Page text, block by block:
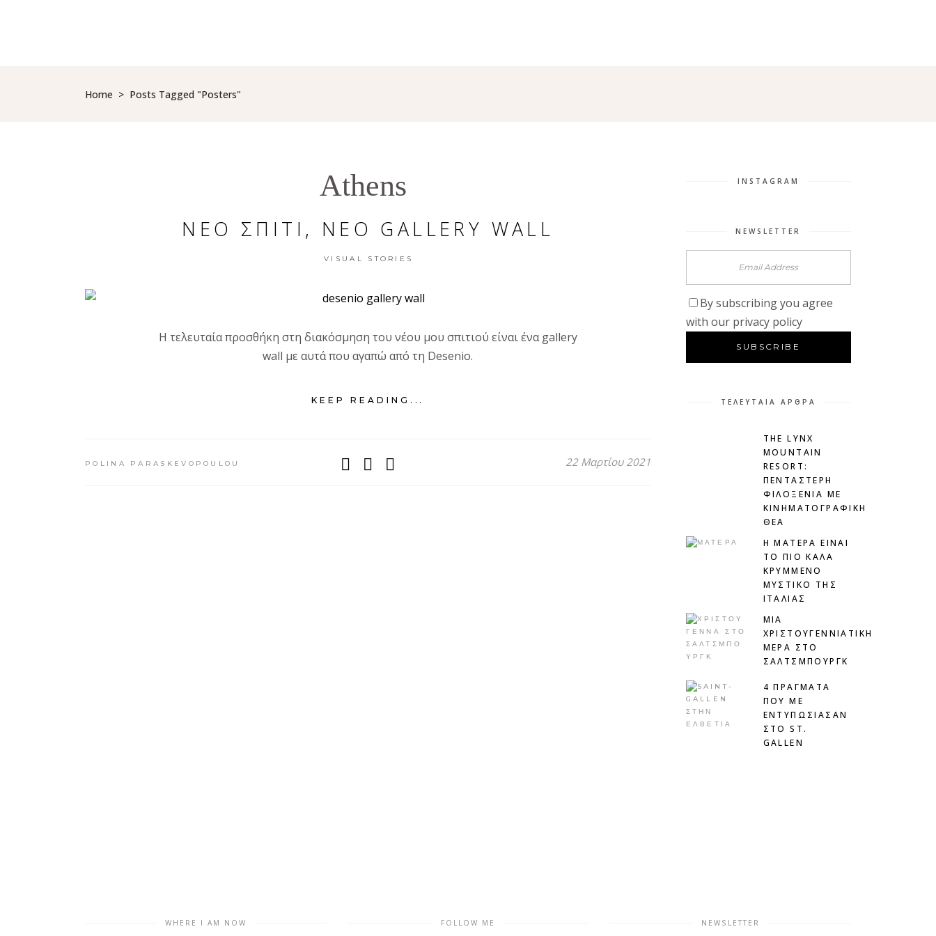
Home > Posts Tagged "posters"
Athens
ΝΈΟ ΣΠΊΤΙ, ΝΈΟ GALLERY WALL
VISUAL STORIES
Η τελευταία προσθήκη στη διακόσμηση του νέου μου σπιτιού είναι ένα gallery
wall με αυτά που αγαπώ από τη Desenio.
KEEP READING...
POLINA PARASKEVOPOULOU 22 Μαρτίου 2021
INSTAGRAM
NEWSLETTER
By subscribing you agree
with our privacy policy
ΤΕΛΕΥΤΑΊΑ ΆΡΘΡΑ
THE LYNX
MOUNTAIN
RESORT:
ΠΕΝΤΆΣΤΕΡΗ
ΦΙΛΟΞΕΝΊΑ ΜΕ
ΚΙΝΗΜΑΤΟΓΡΑΦΙΚΉ
ΘΈΑ
H ΜΑΤΕΡΑ ΕΙΝΑΙ
ΤΟ ΠΙΟ ΚΑΛΑ
ΚΡΥΜΜΕΝΟ
ΜΥΣΤΙΚΟ ΤΗΣ
ΙΤΑΛΙΑΣ
ΜΙΑ
ΧΡΙΣΤΟΥΓΕΝΝΙΆΤΙΚΗ
ΜΈΡΑ ΣΤΟ
ΣΆΛΤΣΜΠΟΥΡΓΚ
4 ΠΡΑΓΜΑΤΑ
ΠΟΥ ΜΕ
ΕΝΤΥΠΩΣΙΑΣΑΝ
ΣΤΟ ST.
GALLEN
WHERE I AM NOW FOLLOW ME NEWSLETTER